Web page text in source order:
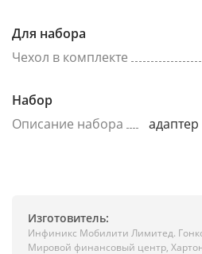
Для набора
Чехол в комплекте
Набор
Описание набора
Изготовитель:
Инфиникс Мобилити Лимитед.
Мировой финансовый центр,